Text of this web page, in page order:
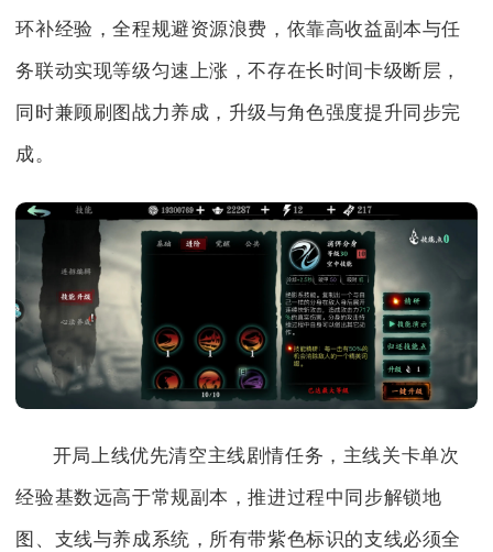
环补经验，全程规避资源浪费，依靠高收益副本与任
务联动实现等级匀速上涨，不存在长时间卡级断层，
同时兼顾刷图战力养成，升级与角色强度提升同步完
成。
开局上线优先清空主线剧情任务，主线关卡单次
经验基数远高于常规副本，推进过程中同步解锁地
图、支线与养成系统，所有带紫色标识的支线必须全